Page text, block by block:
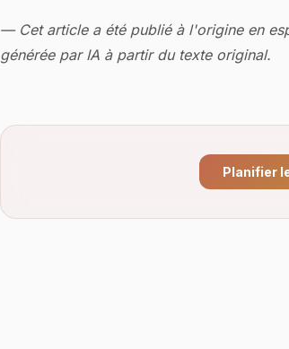
— Cet article a été publié à l'origine en
générée par IA à partir du texte original.
Planifier